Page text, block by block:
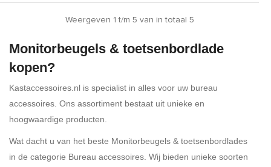
Monitorbeugels & toetsenbordlade
kopen?
Kastaccessoires.nl is specialist in alles voor uw bureau
accessoires. Ons assortiment bestaat uit unieke en
hoogwaardige producten.
Wat dacht u van het beste Monitorbeugels & toetsenbordlades
in de categorie Bureau accessoires. Wij bieden unieke soorten
Weergeven 1 t/m 5 van in totaal 5